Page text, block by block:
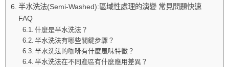
半水洗法(Semi-Washed):區域性處理的演變 常見問題快速
FAQ
什麼是半水洗法？
半水洗法有哪些關鍵步驟？
半水洗法的咖啡有什麼風味特徵？
半水洗法在不同產區有什麼應用差異？